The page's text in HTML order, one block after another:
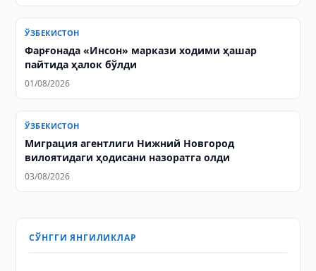
ЎЗБЕКИСТОН
Фарғонада «Инсон» маркази ходими ҳашар
пайтида ҳалок бўлди
01/08/2026
ЎЗБЕКИСТОН
Миграция агентлиги Нижний Новгород
вилоятидаги ҳодисани назоратга олди
03/08/2026
СЎНГГИ ЯНГИЛИКЛАР